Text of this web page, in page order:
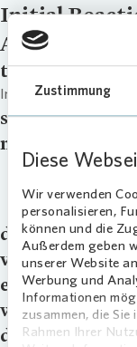
Zustimmung
Diese
Wir verwenden
personalisieren,
können und die
Außerdem geben
unserer Website
Werbung und
Informationen
zusammen, die
Rahmen Ihrer
Initial
Agreement
title
Initial Reaction to
signup
Initial
(English
downloads
video
external_link
webcast
date